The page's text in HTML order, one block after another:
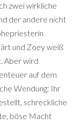
zwei wirkliche
der andere nicht
und Zoey weiß
Aber wird
auf dem
Wendung: Ihr
schreckliche
böse Macht